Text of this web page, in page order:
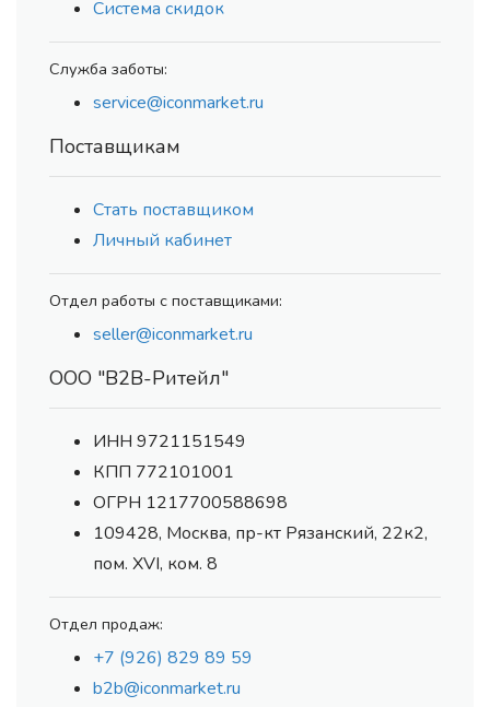
Система скидок
Служба заботы:
service@iconmarket.ru
Поставщикам
Стать поставщиком
Личный кабинет
Отдел работы с поставщиками:
seller@iconmarket.ru
ООО "В2В-Ритейл"
ИНН 9721151549
КПП 772101001
ОГРН 1217700588698
109428, Москва, пр-кт Рязанский, 22к2,
пом. XVI, ком. 8
Отдел продаж:
+7 (926) 829 89 59
b2b@iconmarket.ru